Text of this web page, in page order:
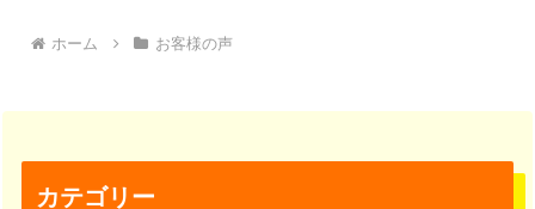
ホーム お客様の声
カテゴリー